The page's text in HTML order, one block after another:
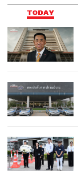
TODAY